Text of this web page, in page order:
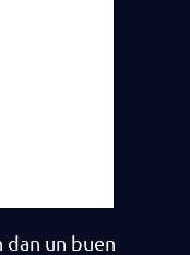
un buen